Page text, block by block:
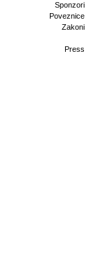
Sponzori
Poveznice
Zakoni
Press